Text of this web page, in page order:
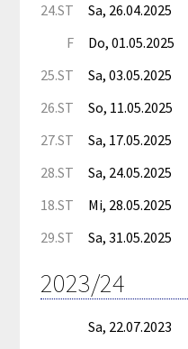
24.ST
Sa, 26.04.2025
F
Do, 01.05.2025
25.ST
Sa, 03.05.2025
26.ST
So, 11.05.2025
27.ST
Sa, 17.05.2025
28.ST
Sa, 24.05.2025
18.ST
Mi, 28.05.2025
29.ST
Sa, 31.05.2025
2023/24
Sa, 22.07.2023